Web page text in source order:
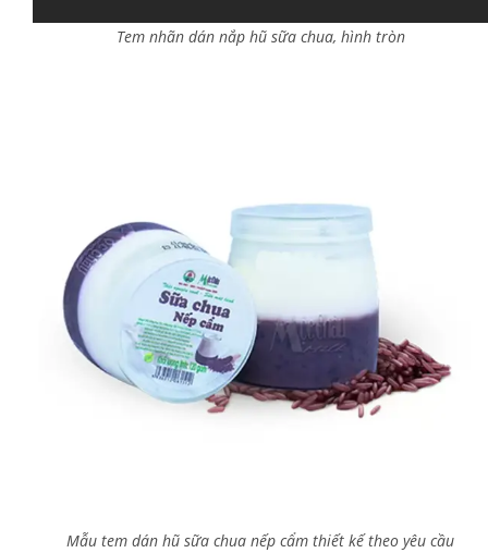
Tem nhãn dán nắp hũ sữa chua, hình tròn
Mẫu tem dán hũ sữa chua nếp cẩm thiết kế theo yêu cầu